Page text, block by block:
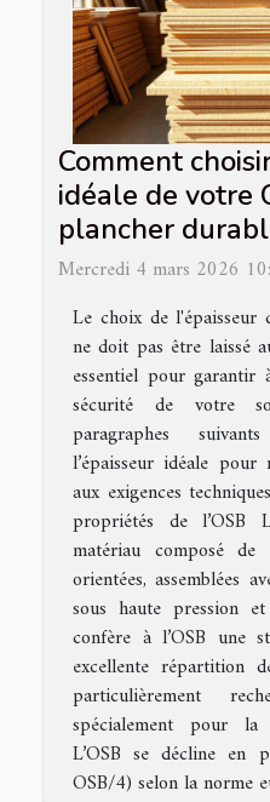
Comment
idéale de votre
plancher
Mercredi 4 mars 2026
Le choix de l'épaisseur
ne doit pas être laissé
essentiel pour
sécurité de votre
paragraphes
l’épaisseur idéale
aux exigences
propriétés de l’OSB
matériau composé
orientées, assemblées
sous haute pression
confère à l’OSB une
excellente répartition
particulièrement
spécialement pour la
L’OSB se décline en
OSB/4) selon la norme